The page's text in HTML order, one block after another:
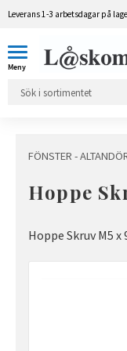
Leverans 1-3 arbetsdagar på
FÖNSTER -
Hoppe
Hoppe Skruv M5